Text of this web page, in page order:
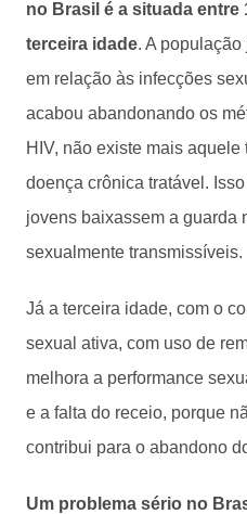
no Brasil é a situada entre
terceira idade. A
em relação às infecções
acabou abandonando os
HIV, não existe mais aquele
doença crônica tratável.
jovens baixassem a guarda
sexualmente transmissíveis.
Já a terceira idade, com o
sexual ativa, com uso de
melhora a performance
e a falta do receio, porque
contribui para o abandono
Um problema sério no